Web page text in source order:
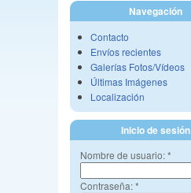
Navegación
Contacto
Envíos recientes
Galerías Fotos/Vídeos
Últimas Imágenes
Localización
Inicio de sesión
Nombre de usuario:*
Contraseña:*